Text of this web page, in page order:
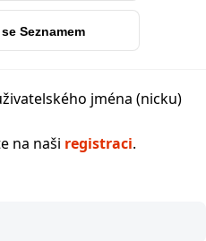
Seznamem
jména (nicku)
na naši registraci.